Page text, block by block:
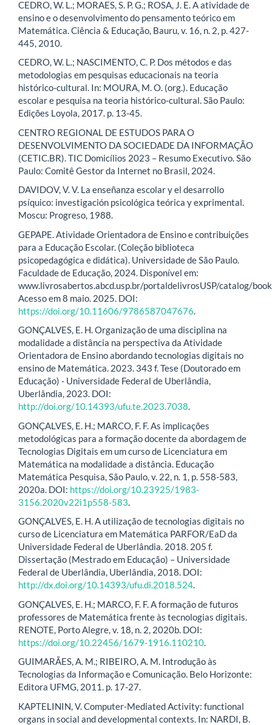
CEDRO, W. L.; MORAES, S. P. G.; ROSA, J. E. A atividade de
ensino e o desenvolvimento do pensamento teórico em
Matemática. Ciência & Educação, Bauru, v. 16, n. 2, p. 427-
445, 2010.
CEDRO, W. L.; NASCIMENTO, C. P. Dos métodos e das
metodologias em pesquisas educacionais na teoria
histórico-cultural. In: MOURA, M. O. (org.). Educação
escolar e pesquisa na teoria histórico-cultural. São Paulo:
Edições Loyola, 2017. p. 13-45.
CENTRO REGIONAL DE ESTUDOS PARA O
DESENVOLVIMENTO DA SOCIEDADE DA INFORMAÇÃO
(CETIC.BR). TIC Domicílios 2023 – Resumo Executivo. São
Paulo: Comitê Gestor da Internet no Brasil, 2024.
DAVIDOV, V. V. La enseñanza escolar y el desarrollo
psíquico: investigación psicológica teórica y exprimental.
Moscu: Progreso, 1988.
GEPAPE. Atividade Orientadora de Ensino e contribuições
para a Educação Escolar. (Coleção biblioteca
psicopedagógica e didática). Universidade de São Paulo.
Faculdade de Educação, 2024. Disponível em:
www.livrosabertos.abcd.usp.br/portaldelivrosUSP/catalog/
Acesso em 8 maio. 2025. DOI:
https://doi.org/10.11606/9786587047676
GONÇALVES, E. H. Organização de uma disciplina na
modalidade a distância na perspectiva da Atividade
Orientadora de Ensino abordando tecnologias digitais no
ensino de Matemática. 2023. 343 f. Tese (Doutorado em
Educação) - Universidade Federal de Uberlândia,
Uberlândia, 2023. DOI:
http://doi.org/10.14393/ufu.te.2023.7038.
GONÇALVES, E. H.; MARCO, F. F. As implicações
metodológicas para a formação docente da abordagem de
Tecnologias Digitais em um curso de Licenciatura em
Matemática na modalidade a distância. Educação
Matemática Pesquisa, São Paulo, v. 22, n. 1, p. 558-583,
2020a. DOI: https://doi.org/10.23925/1983-
3156.2020v22i1p558-583
GONÇALVES, E. H. A utilização de tecnologias digitais no
curso de Licenciatura em Matemática PARFOR/EaD da
Universidade Federal de Uberlândia. 2018. 205 f.
Dissertação (Mestrado em Educação) – Universidade
Federal de Uberlândia, Uberlândia, 2018. DOI:
http://dx.doi.org/10.14393/ufu.di.2018.524.
GONÇALVES, E. H.; MARCO, F. F. A formação de futuros
professores de Matemática frente às tecnologias digitais.
RENOTE, Porto Alegre, v. 18, n. 2, 2020b. DOI:
https://doi.org/10.22456/1679-1916.110210
GUIMARÃES, A. M.; RIBEIRO, A. M. Introdução às
Tecnologias da Informação e Comunicação. Belo Horizonte:
Editora UFMG, 2011. p. 17-27.
KAPTELININ, V. Computer-Mediated Activity: functional
organs in social and developmental contexts. In: NARDI, B.